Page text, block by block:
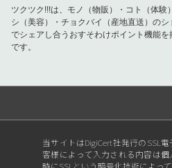
ツクツク!!!は、モノ（物販）・コト（体験
シ（美容）・チョクバイ（産地直送）のシ
でシェアし合うおすそわけポイント機能
です。
当サイトはDigiCert社発行のSSL
客様によって入力される内容は